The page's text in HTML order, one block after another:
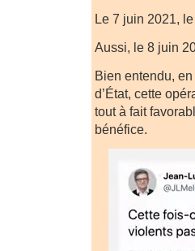
Le 7 juin 2021,
Aussi, le 8 juin
Bien entendu,
d’État, cette
tout à fait
bénéfice.